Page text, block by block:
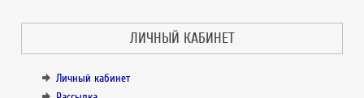
ЛИЧНЫЙ КАБИНЕТ
Личный кабинет